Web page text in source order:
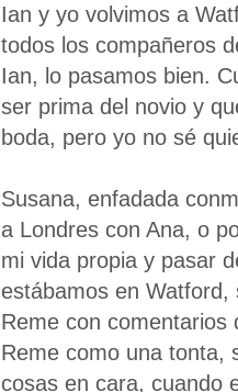
Ian y yo volvimos a
todos los compañeros
Ian, lo pasamos bien.
ser prima del novio y
boda, pero yo no sé
Susana, enfadada
a Londres con Ana, o
mi vida propia y pasar
estábamos en
Reme con
Reme como una tonta,
cosas en cara, cuando